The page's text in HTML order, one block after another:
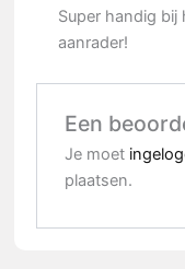
uit 5
Super handig bij
aanrader!
Een
Je moet
plaatsen.